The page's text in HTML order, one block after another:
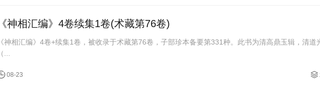
《神相汇编》4卷续集1卷(术藏第76卷)
《神相汇编》4卷+续集1卷，被收录于术藏第76卷，子部珍本备要第331种。此书为清高鼎玉辑，清道
（...
08-23